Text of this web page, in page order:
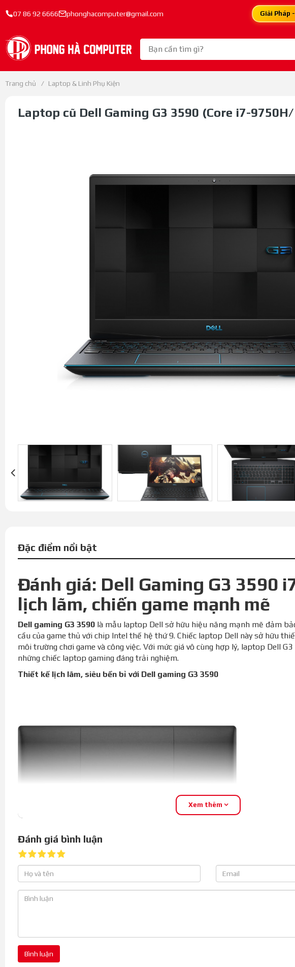
07 86 92 6666 phonghacomputer@gmail.com Giải Pháp
Trang chủ / Laptop & Linh Phụ Kiện
Laptop cũ Dell Gaming G3 3590 (Core i7-
Đặc điểm nổi bật
Đánh giá: Dell Gaming G3 3590
lịch lãm, chiến game mạnh mẽ
Dell gaming G3 3590 là mẫu laptop Dell sở hữu hiệu năng mạnh mẽ đảm
cầu của game thủ với chip Intel thế hệ thứ 9. Chiếc laptop Dell này sở hữu
môi trường chơi game và công việc. Với mức giá vô cùng hợp lý, laptop Dell
những chiếc laptop gaming đáng trải nghiệm.
Thiết kế lịch lãm, siêu bền bỉ với Dell gaming G3 3590
Xem thêm
Đánh giá bình luận
Bình luận